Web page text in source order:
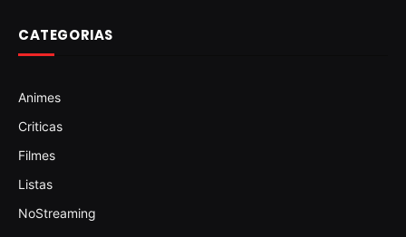
CATEGORIAS
Animes
Criticas
Filmes
Listas
NoStreaming